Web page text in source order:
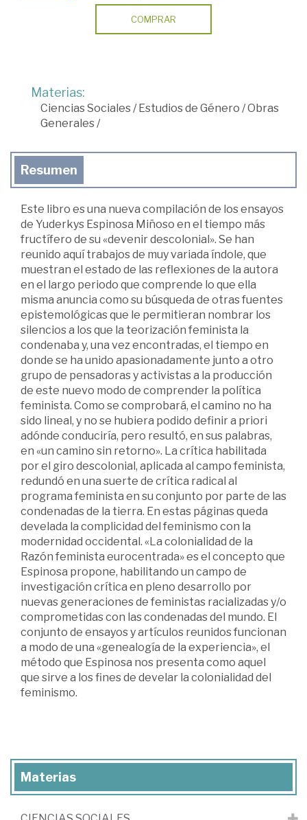
COMPRAR
Materias:
Ciencias Sociales/ Estudios de Género /Obras
Generales/
Resumen
Este libro es una nueva compilación de los ensayos
de Yuderkys Espinosa Miñoso en el tiempo más
fructífero de su «devenir descolonial». Se han
reunido aquí trabajos de muy variada índole, que
muestran el estado de las reflexiones de la autora
en el largo periodo que comprende lo que ella
misma anuncia como su búsqueda de otras fuentes
epistemológicas que le permitieran nombrar los
silencios a los que la teorización feminista la
condenaba y, una vez encontradas, el tiempo en
donde se ha unido apasionadamente junto a otro
grupo de pensadoras y activistas a la producción
de este nuevo modo de comprender la política
feminista. Como se comprobará, el camino no ha
sido lineal, y no se hubiera podido definir a priori
adónde conduciría, pero resultó, en sus palabras,
en «un camino sin retorno». La crítica habilitada
por el giro descolonial, aplicada al campo feminista,
redundó en una suerte de crítica radical al
programa feminista en su conjunto por parte de las
condenadas de la tierra. En estas páginas queda
develada la complicidad del feminismo con la
modernidad occidental. «La colonialidad de la
Razón feminista eurocentrada» es el concepto que
Espinosa propone, habilitando un campo de
investigación crítica en pleno desarrollo por
nuevas generaciones de feministas racializadas y/o
comprometidas con las condenadas del mundo. El
conjunto de ensayos y artículos reunidos funcionan
a modo de una «genealogía de la experiencia», el
método que Espinosa nos presenta como aquel
que sirve a los fines de develar la colonialidad del
feminismo.
Materias